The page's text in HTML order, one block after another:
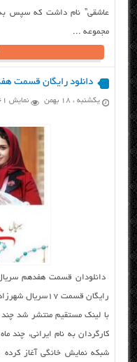
عاشقی” نام داشت که سپس به
مجموعه ...
دانلود رایگان قسمت
یکشنبه ، ۱۸ بهمن نمایش 4,061
رایگان قسمت
با لینک مستقیم منتشر شد
کارگردان به نام ایرانی، چند
شبکه نمایش خانگی آغاز